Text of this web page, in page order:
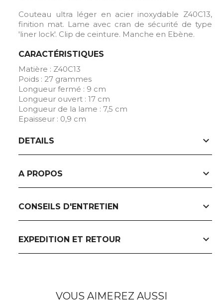
Couteau ultra léger en acier inoxydable Z40C13,
finition mat. Lame avec cran de sécurité de type
'liner lock'. Clip de ceinture. Manche en Ebène.
CARACTÉRISTIQUES
Matière : Z40C13
Poids : 27 grammes
Longueur fermé : 9 cm
Longueur ouvert : 17 cm
Longueur de la lame : 7,5 cm
Epaisseur : 0,9 cm
DETAILS expand_more
A PROPOS expand_more
CONSEILS D'ENTRETIEN expand_more
EXPEDITION ET RETOUR expand_more
VOUS AIMEREZ AUSSI